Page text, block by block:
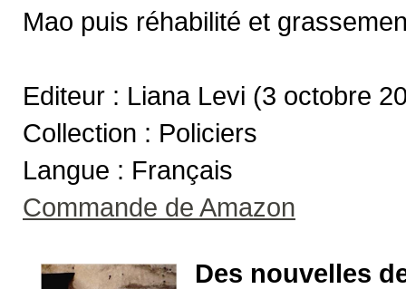
Mao puis réhabilité et
Editeur : Liana Levi (3 octobre
Collection : Policiers
Langue : Français
Commande de Amazon
Des nouvelles